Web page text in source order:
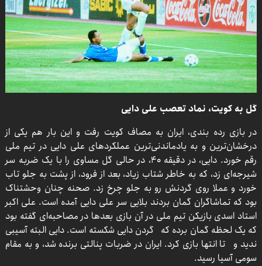
گل به کویت، نماد تعصب علی دایی
در بازی رده بندی، ایران به مصاف کویت رفت و این بار هم یکی از
درخشان‌ترین و به یادماندنی‌ترین عملکردهای علی دایی در تیم ملی
رقم خورد. دایی، در دقیقه ۴۰، در حالی گل مساوی را با یک ضربه سر
شیرجه‌ای زد، که به خاطر شتاب زیاد، بعد از فرود، از پشت به جلو تاب
خورد و عملا روی گردنش رو به جلو چرخ زد. صحنه چنان وحشتناک
بود که تماشاگران گمان بردند بلایی سر علی دایی آمده است. علی اکبر
استاد اسدی بازیکن تیم ملی در آن بازی بعدها در مصاحبه‌ای گفته بود
که یک لحظه گمان برده که گردن دایی شکسته است. دایی البته آسیبی
ندید و تا انتها بازی کرد. ایران در ضربات پنالتی برنده شد، و به مقام
سومی آسیا رسید.